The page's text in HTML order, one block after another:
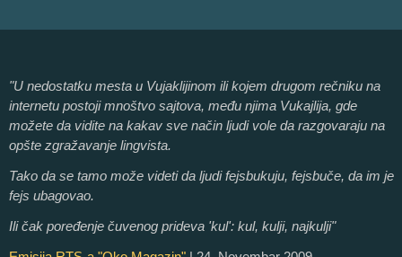
"U nedostatku mesta u Vujaklijinom ili kojem drugom rečniku na
internetu postoji mnoštvo sajtova, među njima Vukajlija, gde
možete da vidite na kakav sve način ljudi vole da razgovaraju na
opšte zgražavanje lingvista.
Tako da se tamo može videti da ljudi fejsbukuju, fejsbuče, da im je
fejs ubagovao.
Ili čak poređenje čuvenog prideva 'kul': kul, kulji, najkulji"